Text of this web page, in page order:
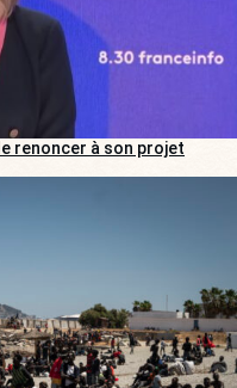
renoncer à son projet